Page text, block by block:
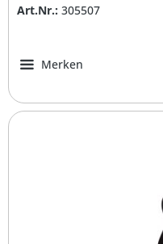
Art.Nr.: 305507
Merken